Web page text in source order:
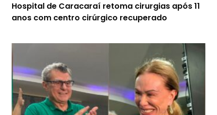
Hospital de Caracaraí retoma cirurgias após 11
anos com centro cirúrgico recuperado